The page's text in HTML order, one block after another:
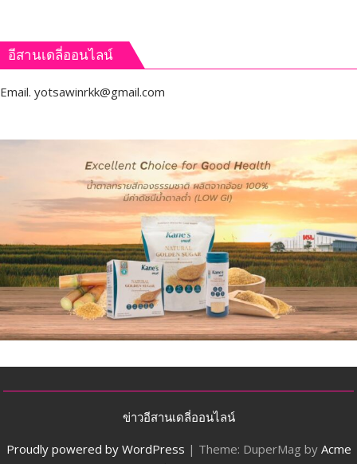
อีสานเดลี่ออนไลน์
Email. yotsawinrkk@gmail.com
ข่าวอีสานเดลี่ออนไลน์
Proudly powered by WordPress | Theme: DuperMag by Acme